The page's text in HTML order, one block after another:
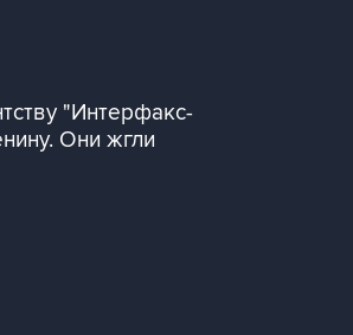
"Интерфакс-
Они жгли